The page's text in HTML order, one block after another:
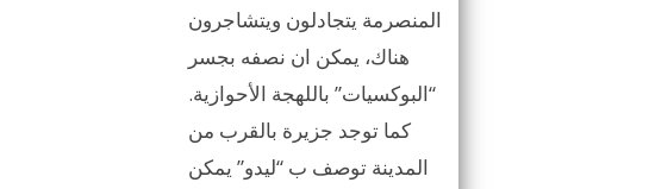
المنصرمة يتجادلون ويتشاجرون
هناك، يمكن ان نصفه بجسر
“البوكسيات” باللهجة الأحوازية.
كما توجد جزيرة بالقرب من
المدينة توصف ب “ليدو” يمكن